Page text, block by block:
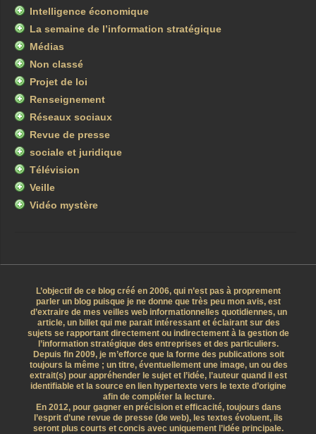
Intelligence économique
La semaine de l’information stratégique
Médias
Non classé
Projet de loi
Renseignement
Réseaux sociaux
Revue de presse
sociale et juridique
Télévision
Veille
Vidéo mystère
L’objectif de ce blog créé en 2006, qui n’est pas à proprement
parler un blog puisque je ne donne que très peu mon avis, est
d’extraire de mes veilles web informationnelles quotidiennes, un
article, un billet qui me parait intéressant et éclairant sur des
sujets se rapportant directement ou indirectement à la gestion de
l’information stratégique des entreprises et des particuliers.
Depuis fin 2009, je m’efforce que la forme des publications soit
toujours la même ; un titre, éventuellement une image, un ou des
extrait(s) pour appréhender le sujet et l’idée, l’auteur quand il est
identifiable et la source en lien hypertexte vers le texte d’origine
afin de compléter la lecture.
En 2012, pour gagner en précision et efficacité, toujours dans
l’esprit d’une revue de presse (de web), les textes évoluent, ils
seront plus courts et concis avec uniquement l’idée principale.